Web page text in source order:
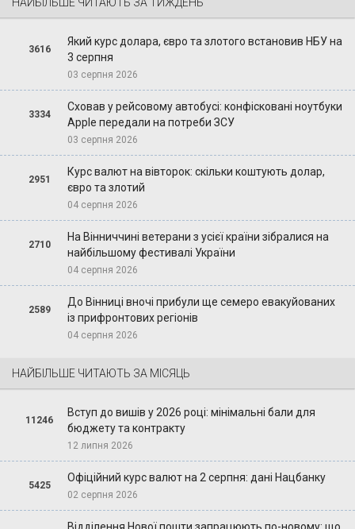
3616
Який курс долара, євро та злотого встановив НБУ на
3 серпня
03 серпня 2026
3334
Сховав у рейсовому автобусі: конфісковані ноутбуки
Apple передали на потреби ЗСУ
03 серпня 2026
2951
Курс валют на вівторок: скільки коштують долар,
євро та злотий
04 серпня 2026
2710
На Вінниччині ветерани з усієї країни зібралися на
найбільшому фестивалі України
04 серпня 2026
2589
До Вінниці вночі прибули ще семеро евакуйованих
із прифронтових регіонів
04 серпня 2026
НАЙБІЛЬШЕ ЧИТАЮТЬ ЗА МІСЯЦЬ
11246
Вступ до вишів у 2026 році: мінімальні бали для
бюджету та контракту
12 липня 2026
5425
Офіційний курс валют на 2 серпня: дані Нацбанку
02 серпня 2026
Відділення Нової пошти запрацюють по-новому: що